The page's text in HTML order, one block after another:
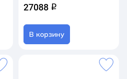
27088 q
В корзину